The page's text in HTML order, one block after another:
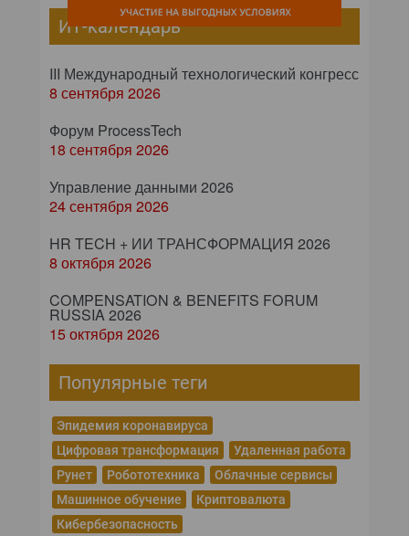
ИТ-календарь
III Международный технологический конгресс
8 сентября 2026
Форум ProcessTech
18 сентября 2026
Управление данными 2026
24 сентября 2026
HR TECH + ИИ ТРАНСФОРМАЦИЯ 2026
8 октября 2026
COMPENSATION & BENEFITS FORUM
RUSSIA 2026
15 октября 2026
Популярные теги
Эпидемия коронавируса
Цифровая трансформация
Удаленная работа
Рунет
Робототехника
Облачные сервисы
Машинное обучение
Криптовалюта
Кибербезопасность